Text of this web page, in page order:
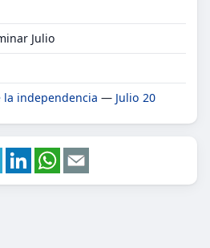
Julio
la independencia — Julio 20